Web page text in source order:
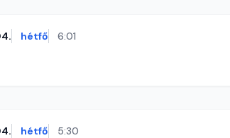
hétfő 6:01
hétfő 5:30